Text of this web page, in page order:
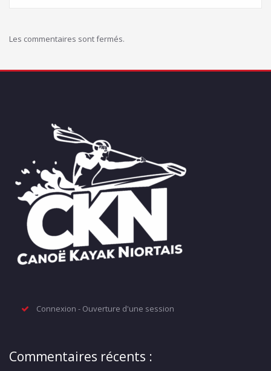
Les commentaires sont fermés.
Connexion - Ouverture d'une session
Commentaires récents :